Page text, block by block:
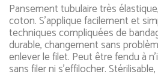
Pansement tubulaire très
coton. S'applique facilement et
techniques compliquées de
durable, changement sans
enlever le filet. Peut être fendu à
sans filer ni s'effilocher.